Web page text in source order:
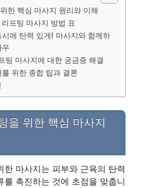
한 핵심 마사지 원리와 이해
프팅 마사지 방법 표
에 탄력 있게! 마사지와 함께하
우
팅 마사지에 대한 궁금증 해결
위한 종합 팁과 결론
을 위한 핵심 마사지
한 마사지는 피부와 근육의 탄력
를 촉진하는 것에 초점을 맞춥니